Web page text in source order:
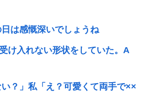
は感慨深いでしょうね
け入れない形状をしていた。A
？」私「え？可愛くて両手で××